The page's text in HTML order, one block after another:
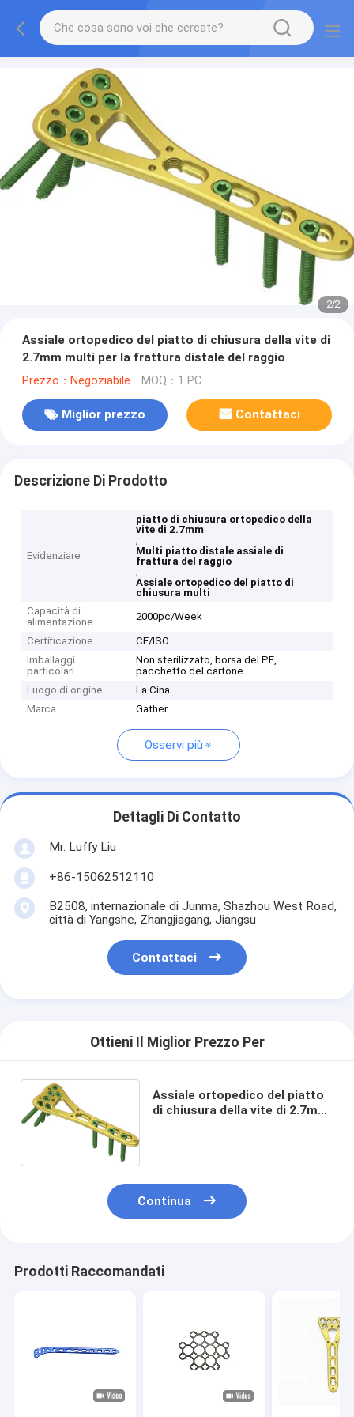
2/2
Assiale ortopedico del piatto di chiusura della vite di
2.7mm multi per la frattura distale del raggio
Prezzo：Negoziabile MOQ：1 PC
Miglior prezzo Contattaci
Descrizione Di Prodotto
Evidenziare
piatto di chiusura ortopedico della
vite di 2.7mm
,
Multi piatto distale assiale di
frattura del raggio
,
Assiale ortopedico del piatto di
chiusura multi
Capacità di
alimentazione
2000pc/Week
Certificazione
CE/ISO
Imballaggi
particolari
Non sterilizzato, borsa del PE,
pacchetto del cartone
Luogo di origine
La Cina
Marca
Gather
Osservi più
Dettagli Di Contatto
Mr. Luffy Liu
+86-15062512110
B2508, internazionale di Junma, Shazhou West Road,
città di Yangshe, Zhangjiagang, Jiangsu
Contattaci
Ottieni Il Miglior Prezzo Per
Assiale ortopedico del piatto
di chiusura della vite di 2.7mm
Continua
Prodotti Raccomandati